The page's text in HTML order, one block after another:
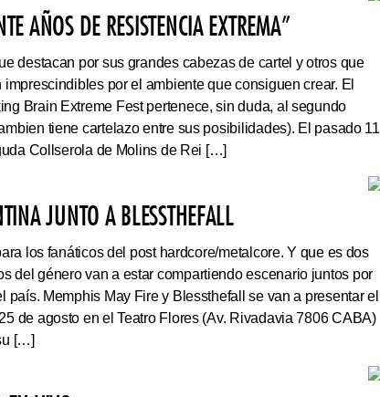
AÑOS DE RESISTENCIA EXTREMA”
destacan por sus grandes cabezas de cartel y otros que
imprescindibles por el ambiente que consiguen crear. El
Brain Extreme Fest pertenece, sin duda, al segundo
tiene cartelazo entre sus posibilidades). El pasado 11
Collserola de Molins de Rei […]
JUNTO A BLESSTHEFALL
los fanáticos del post hardcore/metalcore. Y que es dos
del género van a estar compartiendo escenario juntos por
país. Memphis May Fire y Blessthefall se van a presentar el
de agosto en el Teatro Flores (Av. Rivadavia 7806 CABA)
[…]